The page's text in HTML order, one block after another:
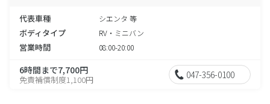
代表車種 シエンタ 等
ボディタイプ RV・ミニバン
営業時間 08:00-20:00
6時間まで7,700円
免責補償制度1,100円 047-356-0100